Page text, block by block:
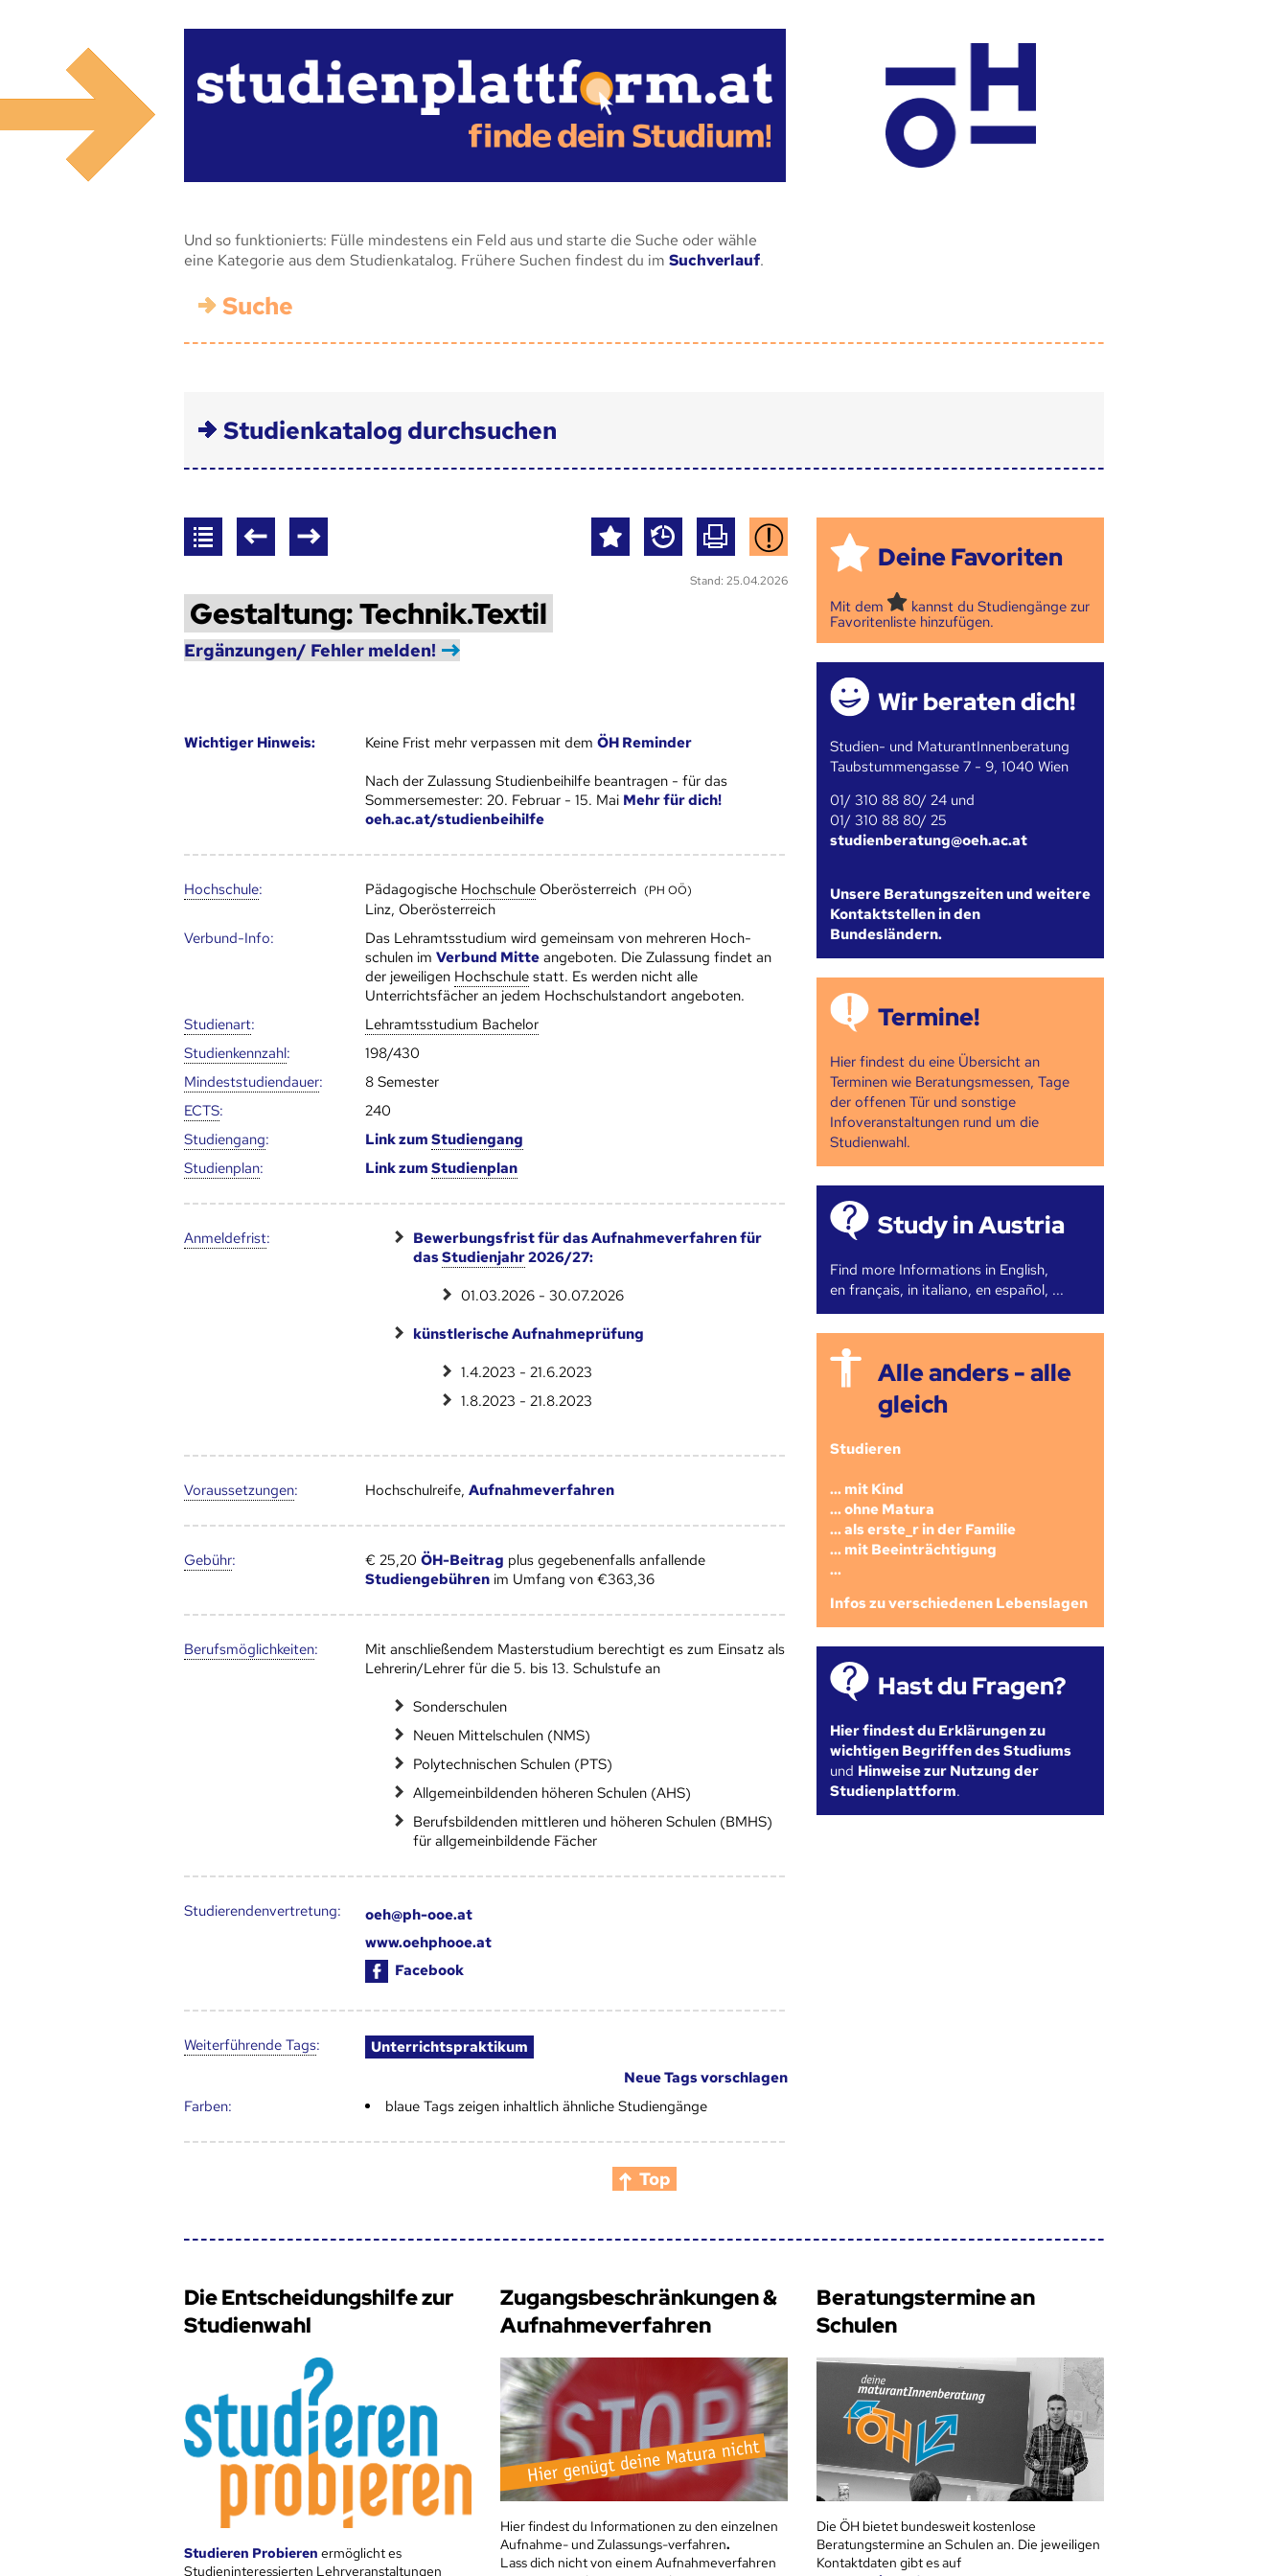
Und so funktionierts: Fülle mindestens ein Feld aus und starte die Suche oder wähle
eine Kategorie aus dem Studienkatalog. Frühere Suchen findest du im Suchverlauf.
Suche
Studienkatalog durchsuchen
Stand: 25.04.2026
Gestaltung: Technik.Textil
Ergänzungen/ Fehler melden!
Wich­ti­ger Hin­weis: Keine Frist mehr verpassen mit dem ÖH Reminder
Nach der Zulassung Studienbeihilfe beantragen - für das
Sommersemester: 20. Februar - 15. Mai Mehr für dich!
oeh.ac.at/studienbeihilfe
Hoch­schule: Pädagogische Hoch­schuleOberösterreich (PH OÖ)
Linz, Oberösterreich
Verbund-Info:
Das Lehramtsstudium wird gemeinsam von mehreren Hoch­
schulen im Verbund Mitteangeboten. Die Zulassung findet an
der jeweiligen Hoch­schulestatt. Es werden nicht alle
Unterrichtsfächer an jedem Hochschulstandort angeboten.
Studienart:
Lehramtsstudium Bachelor
Studien­kenn­zahl:
198/430
Mindest­studien­dauer:
8 Semester
ECTS:
240
Studien­gang: Link zum Studien­gang
Studien­plan: Link zum Studien­plan
Anmelde­frist:
Bewerbungsfrist für das Aufnahmeverfahren für
dasStudienjahr2026/27:
01.03.2026 - 30.07.2026
künstlerische Aufnahmeprüfung
1.4.2023 - 21.6.2023
1.8.2023 - 21.8.2023
Voraus­setzungen: Hochschulreife, Aufnahmeverfahren
Gebühr: € 25,20 ÖH-Beitrag plus gegebenenfalls anfallende
Studiengebührenim Umfang von €363,36
Berufs­möglich­keiten:
Mit anschließendem Masterstudium berechtigt es zum Einsatz als
Lehrerin/Lehrer für die 5. bis 13. Schulstufe an
Sonderschulen
Neuen Mittelschulen (NMS)
Polytechnischen Schulen (PTS)
Allgemeinbildenden höheren Schulen (AHS)
Berufsbildenden mittleren und höheren Schulen (BMHS)
für allgemeinbildende Fächer
Studierendenvertretung:
oeh@ph-ooe.at
www.oehphooe.at
Facebook
Weiter­führende Tags:
Unterrichtspraktikum
Neue Tags vorschlagen
Farben:
blaue Tags zeigen inhaltlich ähnliche Studiengänge
Deine Favoriten
Mit dem
kannst du Studiengänge zur
Favoritenliste hinzufügen.
Wir beraten dich!
Studien- und MaturantInnenberatung
Taubstummengasse 7 - 9, 1040 Wien
01/ 310 88 80/ 24 und
01/ 310 88 80/ 25
studienberatung@oeh.ac.at
Unsere Beratungszeiten und weitere
Kontaktstellen in den
Bundesländern.
Termine!
Hier findest du eine Übersicht an
Terminen wie Beratungsmessen, Tage
der offenen Tür und sonstige
Infoveranstaltungen rund um die
Studienwahl.
Study in Austria
Find more Informations in English,
en français, in italiano, en español, ...
Alle anders - alle
gleich
Studieren
... mit Kind
... ohne Matura
... als erste_r in der Familie
... mit Beeinträchtigung
...
Infos zu verschiedenen Lebenslagen
Hast du Fragen?
Hier findest du Erklärungen zu
wichtigen Begriffen des Studiums
und Hinweise zur Nutzung der
Studienplattform.
Top
Die Entscheidungshilfe zur
Studienwahl
Studieren Probieren ermöglicht es
Studieninteressierten Lehrveranstaltungen
Zugangsbeschränkungen &
Aufnahmeverfahren
Hier findest du Informationen zu den einzelnen
Aufnahme- und Zulassungs-verfahren.
Lass dich nicht von einem Aufnahmeverfahren
Beratungstermine an
Schulen
Die ÖH bietet bundesweit kostenlose
Beratungstermine an Schulen an. Die jeweiligen
Kontaktdaten gibt es auf